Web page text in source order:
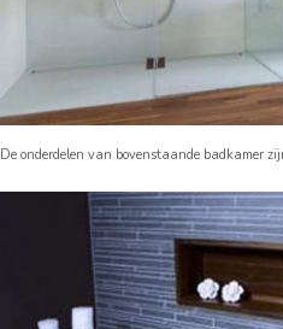
De onderdelen van bovenstaande badkamer